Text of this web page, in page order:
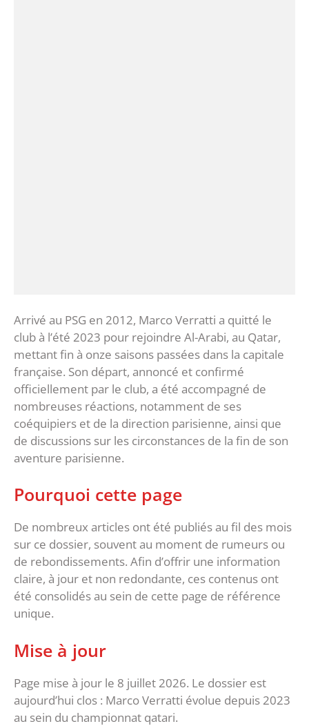
Arrivé au PSG en 2012, Marco Verratti a quitté le
club à l’été 2023 pour rejoindre Al-Arabi, au Qatar,
mettant fin à onze saisons passées dans la capitale
française. Son départ, annoncé et confirmé
officiellement par le club, a été accompagné de
nombreuses réactions, notamment de ses
coéquipiers et de la direction parisienne, ainsi que
de discussions sur les circonstances de la fin de son
aventure parisienne.
Pourquoi cette page
De nombreux articles ont été publiés au fil des mois
sur ce dossier, souvent au moment de rumeurs ou
de rebondissements. Afin d’offrir une information
claire, à jour et non redondante, ces contenus ont
été consolidés au sein de cette page de référence
unique.
Mise à jour
Page mise à jour le 8 juillet 2026. Le dossier est
aujourd’hui clos : Marco Verratti évolue depuis 2023
au sein du championnat qatari.